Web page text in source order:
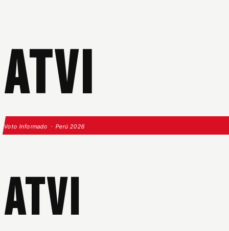
ATVI
Voto Informado · Perú 2026
ATVI